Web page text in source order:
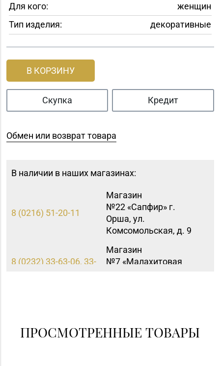
Для кого:
женщин
Тип изделия:
декоративные
В КОРЗИНУ
Скупка Кредит
Обмен или возврат товара
В наличии в наших магазинах:
8 (0216) 51-20-11
Магазин
№22 «Сапфир» г.
Орша, ул.
Комсомольская, д. 9
8 (0232) 33-63-06, 33-
Магазин
№7 «Малахитовая
Мозырь, ул.
Советская, д. 126-49
ПРОСМОТРЕННЫЕ ТОВАРЫ